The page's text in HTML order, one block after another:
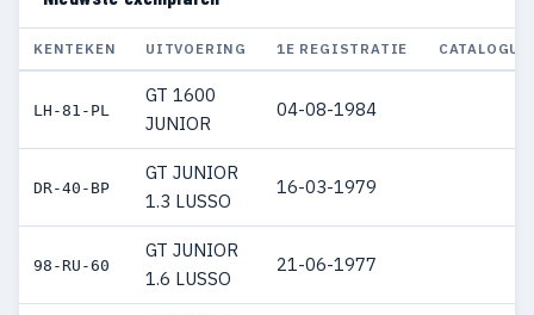
KENTEKEN UITVOERING 1E REGISTRATIE
LH-81-PL
GT 1600
JUNIOR
04-08-1984
DR-40-BP
GT JUNIOR
1.3 LUSSO
16-03-1979
98-RU-60
GT JUNIOR
1.6 LUSSO
21-06-1977